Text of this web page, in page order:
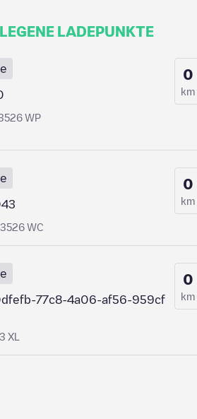
LADEPUNKTE
WP
0
km
WC
0
km
77c8-4a06-af56-959cf
XL
0
km